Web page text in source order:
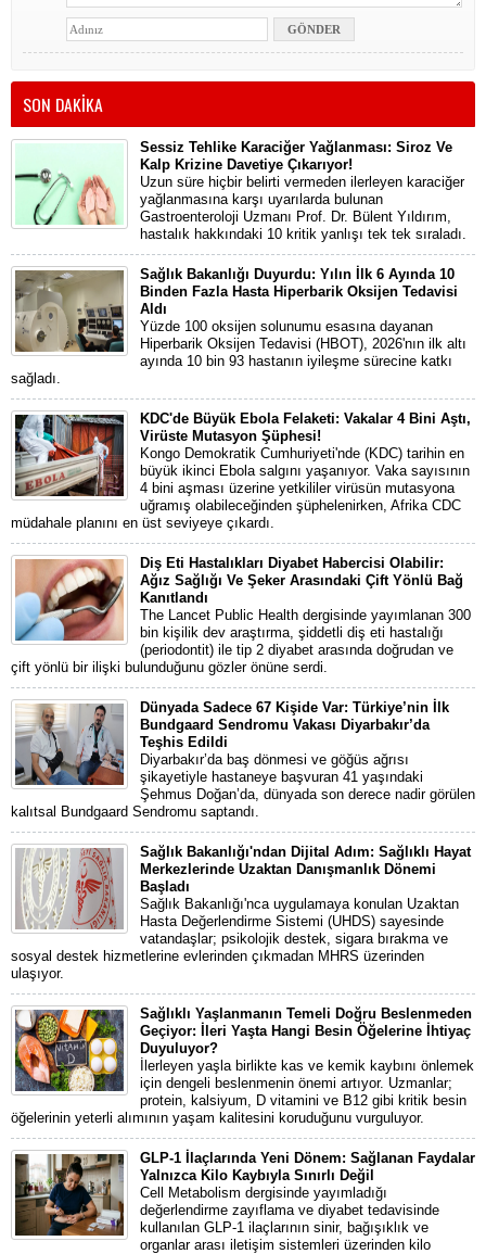
SON DAKİKA
Sessiz Tehlike Karaciğer Yağlanması: Siroz Ve
Kalp Krizine Davetiye Çıkarıyor!
Uzun süre hiçbir belirti vermeden ilerleyen karaciğer
yağlanmasına karşı uyarılarda bulunan
Gastroenteroloji Uzmanı Prof. Dr. Bülent Yıldırım,
hastalık hakkındaki 10 kritik yanlışı tek tek sıraladı.
Sağlık Bakanlığı Duyurdu: Yılın İlk 6 Ayında 10
Binden Fazla Hasta Hiperbarik Oksijen Tedavisi
Aldı
Yüzde 100 oksijen solunumu esasına dayanan
Hiperbarik Oksijen Tedavisi (HBOT), 2026'nın ilk altı
ayında 10 bin 93 hastanın iyileşme sürecine katkı
sağladı.
KDC'de Büyük Ebola Felaketi: Vakalar 4 Bini Aştı,
Virüste Mutasyon Şüphesi!
Kongo Demokratik Cumhuriyeti'nde (KDC) tarihin en
büyük ikinci Ebola salgını yaşanıyor. Vaka sayısının
4 bini aşması üzerine yetkililer virüsün mutasyona
uğramış olabileceğinden şüphelenirken, Afrika CDC
müdahale planını en üst seviyeye çıkardı.
Diş Eti Hastalıkları Diyabet Habercisi Olabilir:
Ağız Sağlığı Ve Şeker Arasındaki Çift Yönlü Bağ
Kanıtlandı
The Lancet Public Health dergisinde yayımlanan 300
bin kişilik dev araştırma, şiddetli diş eti hastalığı
(periodontit) ile tip 2 diyabet arasında doğrudan ve
çift yönlü bir ilişki bulunduğunu gözler önüne serdi.
Dünyada Sadece 67 Kişide Var: Türkiye’nin İlk
Bundgaard Sendromu Vakası Diyarbakır’da
Teşhis Edildi
Diyarbakır’da baş dönmesi ve göğüs ağrısı
şikayetiyle hastaneye başvuran 41 yaşındaki
Şehmus Doğan’da, dünyada son derece nadir görülen
kalıtsal Bundgaard Sendromu saptandı.
Sağlık Bakanlığı'ndan Dijital Adım: Sağlıklı Hayat
Merkezlerinde Uzaktan Danışmanlık Dönemi
Başladı
Sağlık Bakanlığı'nca uygulamaya konulan Uzaktan
Hasta Değerlendirme Sistemi (UHDS) sayesinde
vatandaşlar; psikolojik destek, sigara bırakma ve
sosyal destek hizmetlerine evlerinden çıkmadan MHRS üzerinden
ulaşıyor.
Sağlıklı Yaşlanmanın Temeli Doğru Beslenmeden
Geçiyor: İleri Yaşta Hangi Besin Öğelerine İhtiyaç
Duyuluyor?
İlerleyen yaşla birlikte kas ve kemik kaybını önlemek
için dengeli beslenmenin önemi artıyor. Uzmanlar;
protein, kalsiyum, D vitamini ve B12 gibi kritik besin
öğelerinin yeterli alımının yaşam kalitesini koruduğunu vurguluyor.
GLP-1 İlaçlarında Yeni Dönem: Sağlanan Faydalar
Yalnızca Kilo Kaybıyla Sınırlı Değil
Cell Metabolism dergisinde yayımladığı
değerlendirme zayıflama ve diyabet tedavisinde
kullanılan GLP-1 ilaçlarının sinir, bağışıklık ve
organlar arası iletişim sistemleri üzerinden kilo